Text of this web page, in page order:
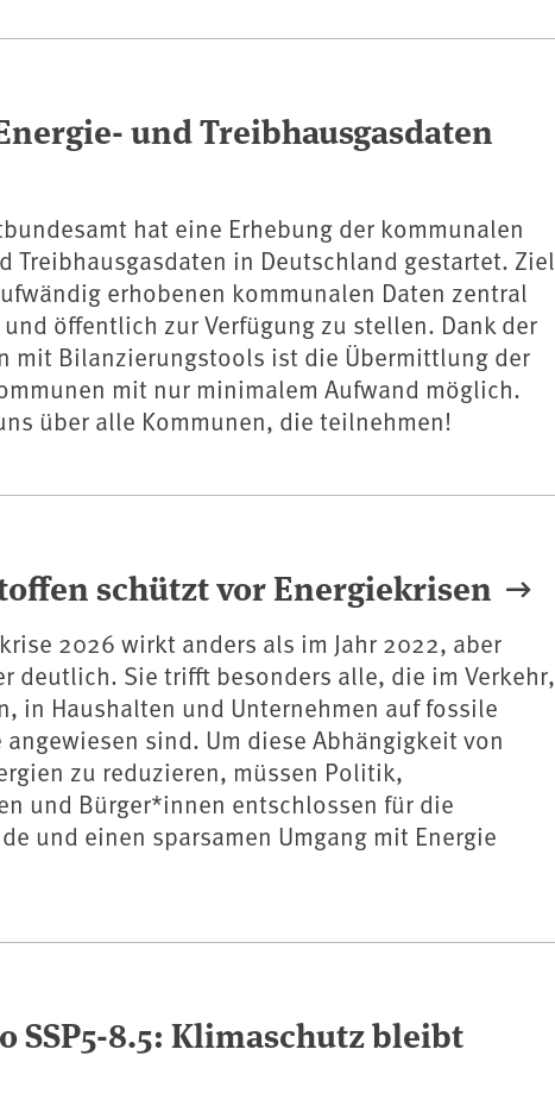
und Treibhausgasdaten
hat eine Erhebung der kommunalen
Treibhausgasdaten in Deutschland gestartet. Ziel
erhobenen kommunalen Daten zentral
öffentlich zur Verfügung zu stellen. Dank der
mit Bilanzierungstools ist die Übermittlung der
mit nur minimalem Aufwand möglich.
über alle Kommunen, die teilnehmen!
schützt vor Energiekrisen
2026 wirkt anders als im Jahr 2022, aber
deutlich. Sie trifft besonders alle, die im Verkehr,
in Haushalten und Unternehmen auf fossile
angewiesen sind. Um diese Abhängigkeit von
zu reduzieren, müssen Politik,
und Bürger*innen entschlossen für die
und einen sparsamen Umgang mit Energie
8.5: Klimaschutz bleibt